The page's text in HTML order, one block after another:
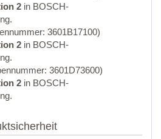
2 in BOSCH-
3601B17100)
2 in BOSCH-
3601D73600)
2 in BOSCH-